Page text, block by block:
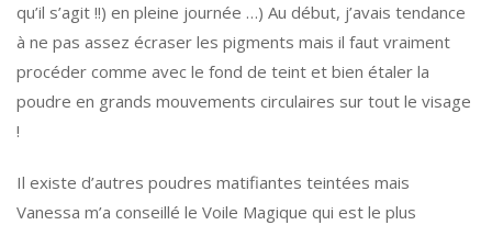
qu’il s’agit !!) en pleine journée …) Au début, j’avais tendance
à ne pas assez écraser les pigments mais il faut vraiment
procéder comme avec le fond de teint et bien étaler la
poudre en grands mouvements circulaires sur tout le visage
!
Il existe d’autres poudres matifiantes teintées mais
Vanessa m’a conseillé le Voile Magique qui est le plus